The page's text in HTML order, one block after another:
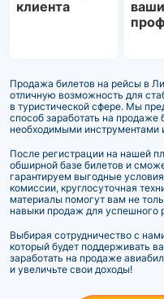
клиента
Продажа билетов на рейсы в
отличную возможность для
в туристической сфере. Мы
способ заработать на
необходимыми инструментами
После регистрации на нашей
обширной базе билетов и
гарантируем выгодные
комиссии, круглосуточная
материалы помогут вам не
навыки продаж для успешного
Выбирая сотрудничество с
который будет поддерживать
заработать на продаже
и увеличьте свои доходы!